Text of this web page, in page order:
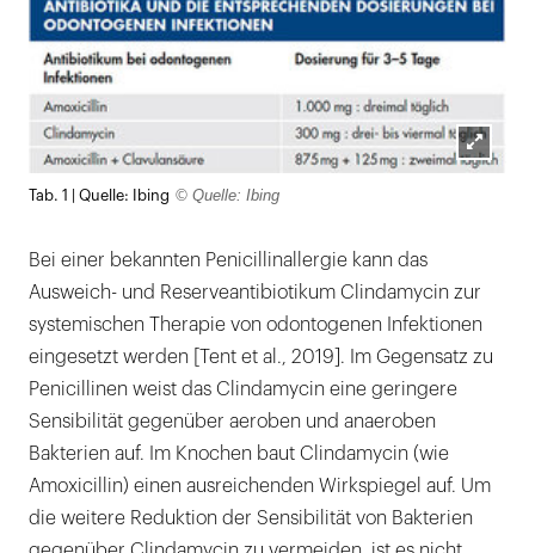
Tab. 1 | Quelle: Ibing © Quelle: Ibing
Bei einer bekannten Penicillinallergie kann das
Ausweich- und Reserveantibiotikum Clindamycin zur
systemischen Therapie von odontogenen Infektionen
eingesetzt werden [Tent et al., 2019]. Im Gegensatz zu
Penicillinen weist das Clindamycin eine geringere
Sensibilität gegenüber aeroben und anaeroben
Bakterien auf. Im Knochen baut Clindamycin (wie
Amoxicillin) einen ausreichenden Wirkspiegel auf. Um
die weitere Reduktion der Sensibilität von Bakterien